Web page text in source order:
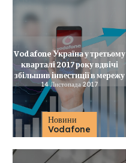
Новини
Vodafone
Vodafone Україна у третьому
кварталі 2017 року вдвічі
збільшив інвестиції в мережу
14 Листопада 2017